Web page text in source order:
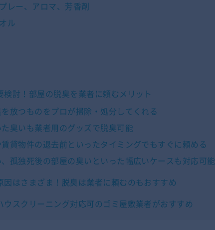
レー、アロマ、芳香剤
ル
検討！部屋の脱臭を業者に頼むメリット
放つものをプロが掃除・処分してくれる
臭いも業者用のグッズで脱臭可能
貸物件の退去前といったタイミングでもすぐに頼める
孤独死後の部屋の臭いといった幅広いケースも対応可能
因はさまざま！脱臭は業者に頼むのもおすすめ
ウスクリーニング対応可のゴミ屋敷業者がおすすめ